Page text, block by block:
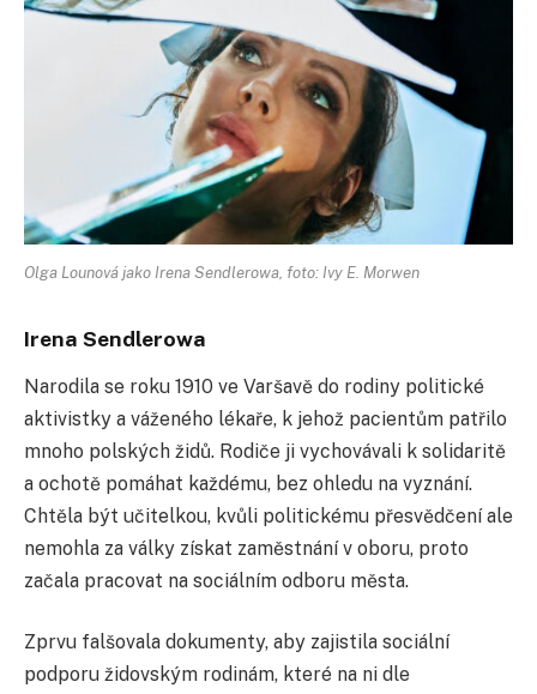
Olga Lounová jako Irena Sendlerowa, foto: Ivy E. Morwen
Irena Sendlerowa
Narodila se roku 1910 ve Varšavě do rodiny politické
aktivistky a váženého lékaře, k jehož pacientům patřilo
mnoho polských židů. Rodiče ji vychovávali k solidaritě
a ochotě pomáhat každému, bez ohledu na vyznání.
Chtěla být učitelkou, kvůli politickému přesvědčení ale
nemohla za války získat zaměstnání v oboru, proto
začala pracovat na sociálním odboru města.
Zprvu falšovala dokumenty, aby zajistila sociální
podporu židovským rodinám, které na ni dle